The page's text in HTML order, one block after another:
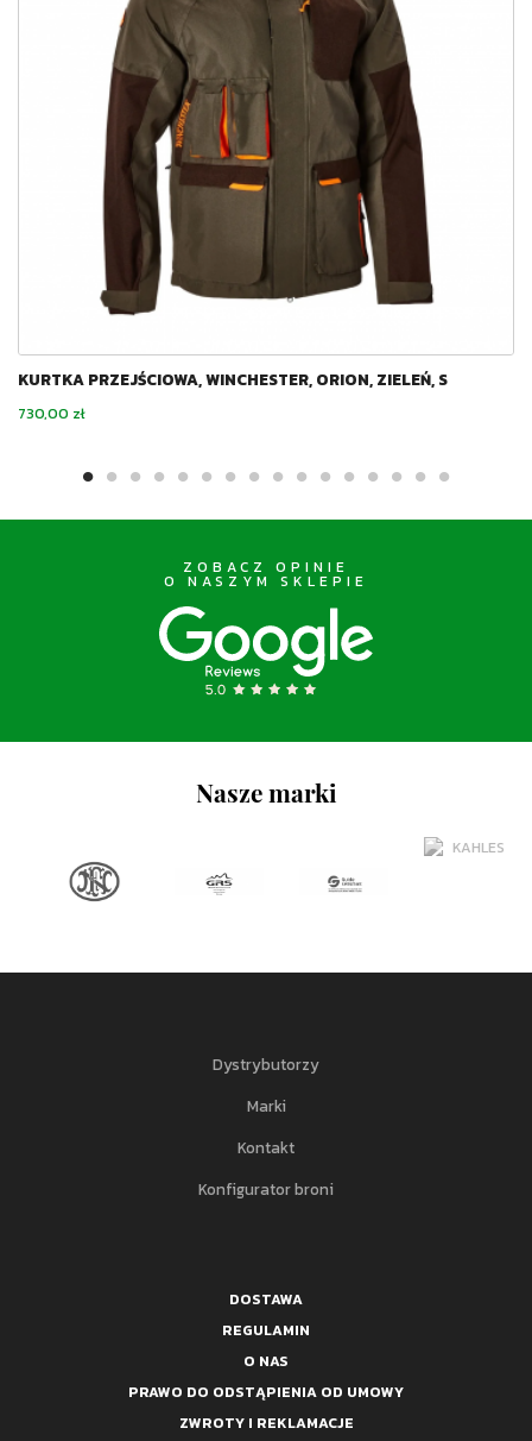
KURTKA PRZEJŚCIOWA, WINCHESTER, ORION, ZIELEŃ, S
Cena
730,00 zł
ZOBACZ OPINIE
O NASZYM SKLEPIE
Nasze marki
Dystrybutorzy
Marki
Kontakt
Konfigurator broni
DOSTAWA
REGULAMIN
O NAS
PRAWO DO ODSTĄPIENIA OD UMOWY
ZWROTY I REKLAMACJE